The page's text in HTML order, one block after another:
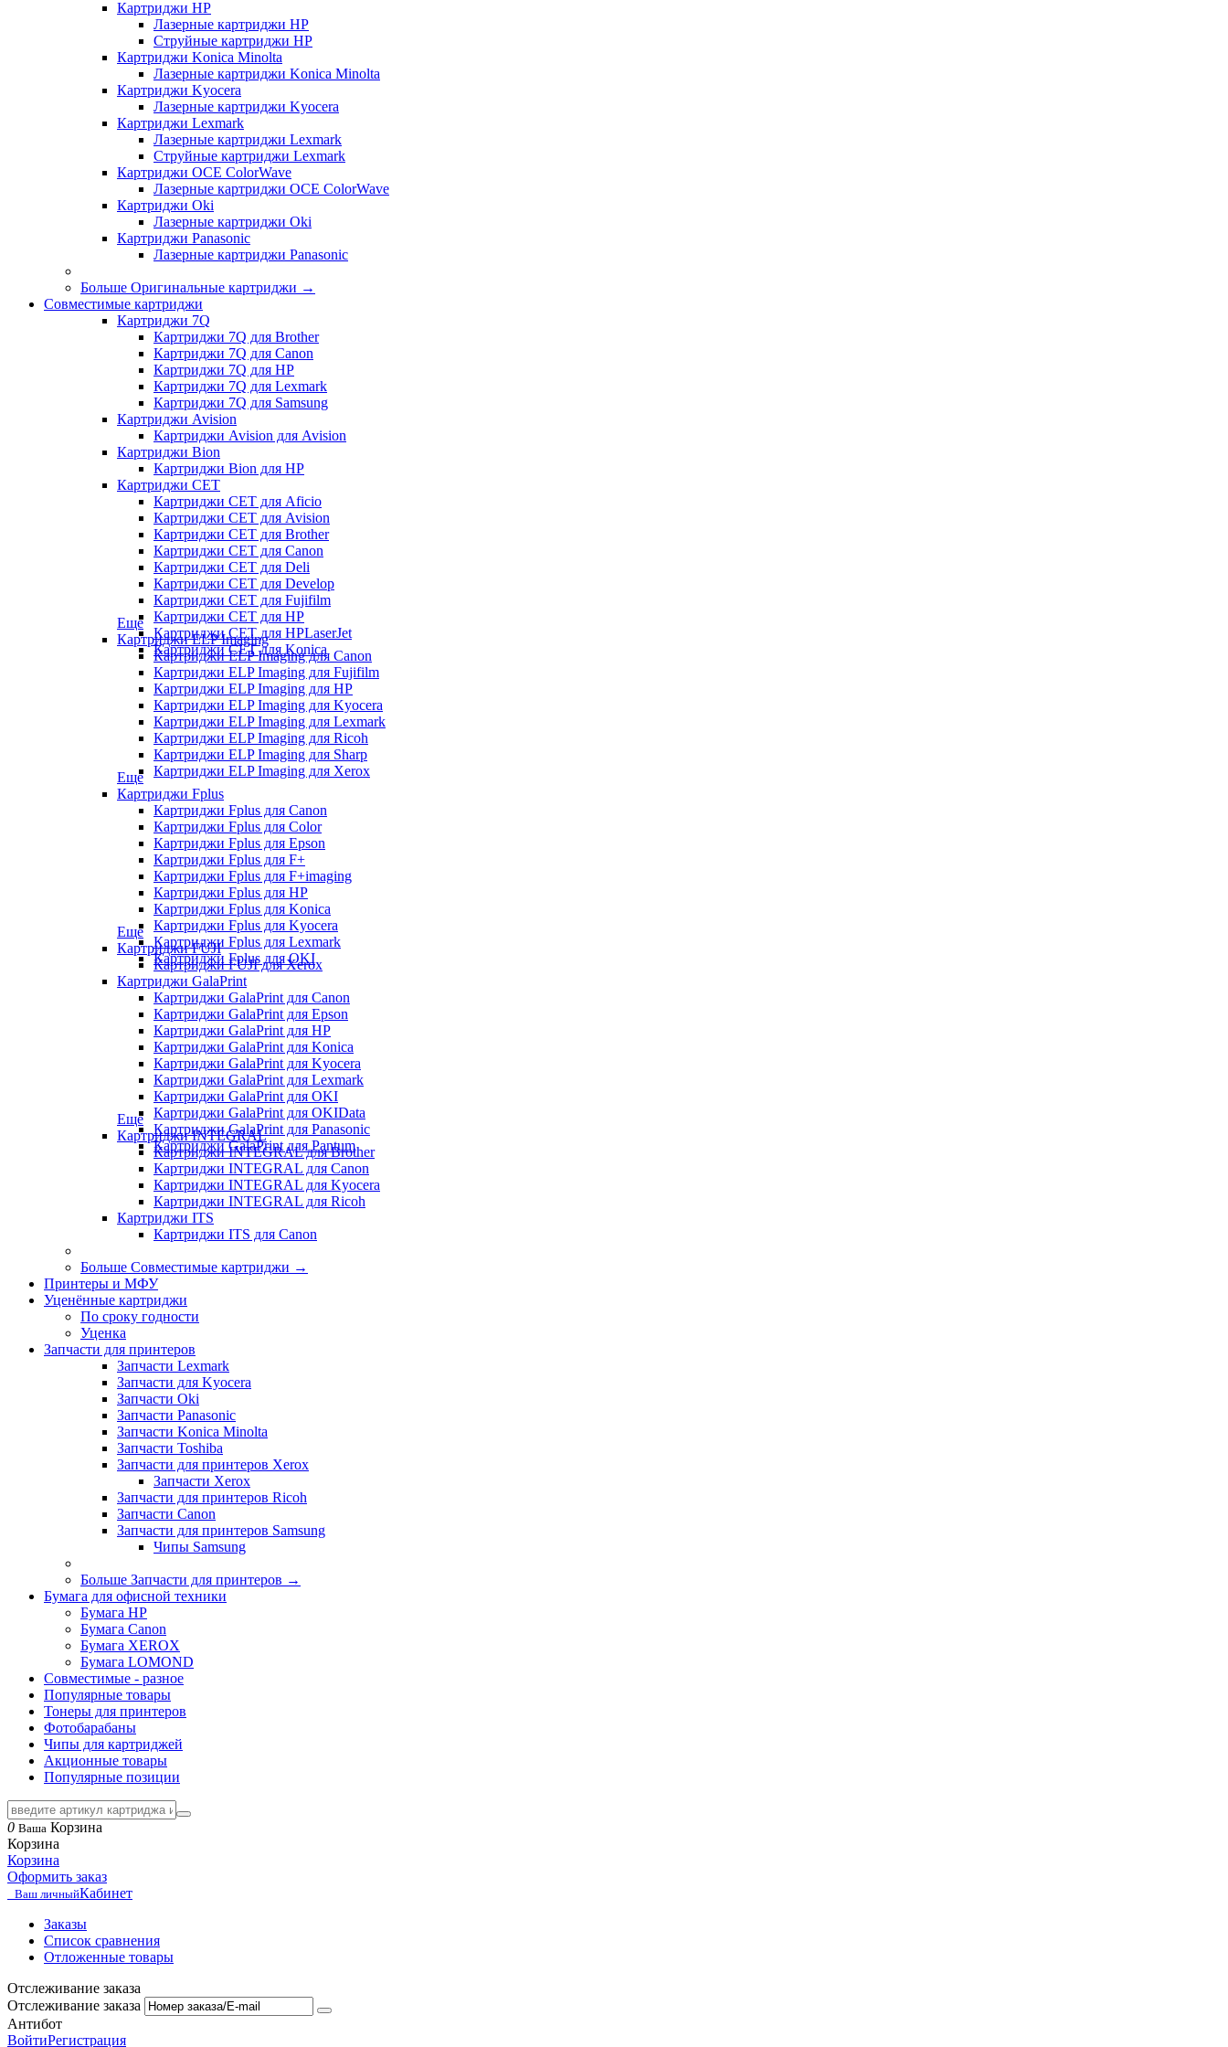
Картриджи HP
Лазерные картриджи HP
Струйные картриджи HP
Картриджи Konica Minolta
Лазерные картриджи Konica Minolta
Картриджи Kyocera
Лазерные картриджи Kyocera
Картриджи Lexmark
Лазерные картриджи Lexmark
Струйные картриджи Lexmark
Картриджи OCE ColorWave
Лазерные картриджи OCE ColorWave
Картриджи Oki
Лазерные картриджи Oki
Картриджи Panasonic
Лазерные картриджи Panasonic
Больше Оригинальные картриджи →
Совместимые картриджи
Картриджи 7Q
Картриджи 7Q для Brother
Картриджи 7Q для Canon
Картриджи 7Q для HP
Картриджи 7Q для Lexmark
Картриджи 7Q для Samsung
Картриджи Avision
Картриджи Avision для Avision
Картриджи Bion
Картриджи Bion для HP
Картриджи CET
Картриджи CET для Aficio
Картриджи CET для Avision
Картриджи CET для Brother
Картриджи CET для Canon
Картриджи CET для Deli
Картриджи CET для Develop
Картриджи CET для Fujifilm
Картриджи CET для HP
Картриджи CET для HPLaserJet
Картриджи CET для Konica
Еще
Картриджи ELP Imaging
Картриджи ELP Imaging для Canon
Картриджи ELP Imaging для Fujifilm
Картриджи ELP Imaging для HP
Картриджи ELP Imaging для Kyocera
Картриджи ELP Imaging для Lexmark
Картриджи ELP Imaging для Ricoh
Картриджи ELP Imaging для Sharp
Картриджи ELP Imaging для Xerox
Еще
Картриджи Fplus
Картриджи Fplus для Canon
Картриджи Fplus для Color
Картриджи Fplus для Epson
Картриджи Fplus для F+
Картриджи Fplus для F+imaging
Картриджи Fplus для HP
Картриджи Fplus для Konica
Картриджи Fplus для Kyocera
Картриджи Fplus для Lexmark
Картриджи Fplus для OKI
Еще
Картриджи FUJI
Картриджи FUJI для Xerox
Картриджи GalaPrint
Картриджи GalaPrint для Canon
Картриджи GalaPrint для Epson
Картриджи GalaPrint для HP
Картриджи GalaPrint для Konica
Картриджи GalaPrint для Kyocera
Картриджи GalaPrint для Lexmark
Картриджи GalaPrint для OKI
Картриджи GalaPrint для OKIData
Картриджи GalaPrint для Panasonic
Картриджи GalaPrint для Pantum
Еще
Картриджи INTEGRAL
Картриджи INTEGRAL для Brother
Картриджи INTEGRAL для Canon
Картриджи INTEGRAL для Kyocera
Картриджи INTEGRAL для Ricoh
Картриджи ITS
Картриджи ITS для Canon
Больше Совместимые картриджи →
Принтеры и МФУ
Уценённые картриджи
По сроку годности
Уценка
Запчасти для принтеров
Запчасти Lexmark
Запчасти для Kyocera
Запчасти Oki
Запчасти Panasonic
Запчасти Koniсa Minolta
Запчасти Toshiba
Запчасти для принтеров Xerox
Запчасти Xerox
Запчасти для принтеров Ricoh
Запчасти Canon
Запчасти для принтеров Samsung
Чипы Samsung
Больше Запчасти для принтеров →
Бумага для офисной техники
Бумага HP
Бумага Canon
Бумага XEROX
Бумага LOMOND
Совместимые - разное
Популярные товары
Тонеры для принтеров
Фотобарабаны
Чипы для картриджей
Акционные товары
Популярные позиции
0 Ваша Корзина
Корзина
Корзина
Оформить заказ
Ваш личныйКабинет
Заказы
Список сравнения
Отложенные товары
Отслеживание заказа
Отслеживание заказа
Антибот
ВойтиРегистрация